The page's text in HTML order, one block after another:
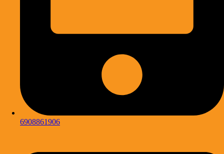
6908861906